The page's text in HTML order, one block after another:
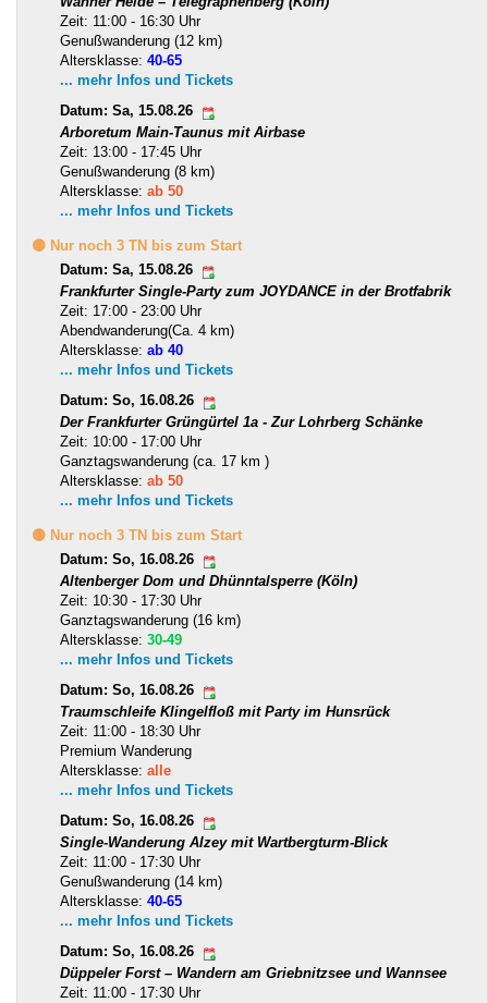
Zeit: 11:00 - 16:30 Uhr
Genußwanderung (12 km)
Altersklasse: 40-65
... mehr Infos und Tickets
Datum: Sa, 15.08.26
Arboretum Main-Taunus mit Airbase
Zeit: 13:00 - 17:45 Uhr
Genußwanderung (8 km)
Altersklasse: ab 50
... mehr Infos und Tickets
🟡 Nur noch 3 TN bis zum Start
Datum: Sa, 15.08.26
Frankfurter Single-Party zum JOYDANCE in der Brotfabrik
Zeit: 17:00 - 23:00 Uhr
Abendwanderung(Ca. 4 km)
Altersklasse: ab 40
... mehr Infos und Tickets
Datum: So, 16.08.26
Der Frankfurter Grüngürtel 1a - Zur Lohrberg Schänke
Zeit: 10:00 - 17:00 Uhr
Ganztagswanderung (ca. 17 km )
Altersklasse: ab 50
... mehr Infos und Tickets
🟡 Nur noch 3 TN bis zum Start
Datum: So, 16.08.26
Altenberger Dom und Dhünntalsperre (Köln)
Zeit: 10:30 - 17:30 Uhr
Ganztagswanderung (16 km)
Altersklasse: 30-49
... mehr Infos und Tickets
Datum: So, 16.08.26
Traumschleife Klingelfloß mit Party im Hunsrück
Zeit: 11:00 - 18:30 Uhr
Premium Wanderung
Altersklasse: alle
... mehr Infos und Tickets
Datum: So, 16.08.26
Single-Wanderung Alzey mit Wartbergturm-Blick
Zeit: 11:00 - 17:30 Uhr
Genußwanderung (14 km)
Altersklasse: 40-65
... mehr Infos und Tickets
Datum: So, 16.08.26
Düppeler Forst – Wandern am Griebnitzsee und Wannsee
Zeit: 11:00 - 17:30 Uhr